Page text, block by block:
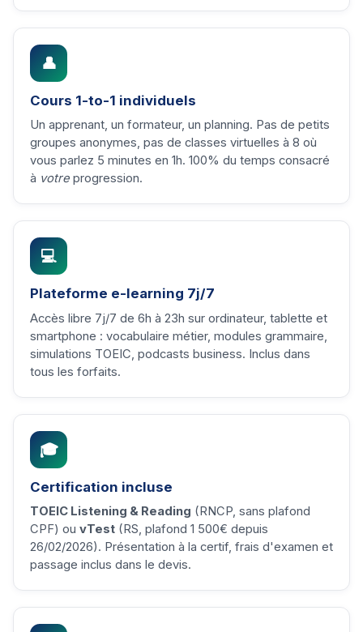
👤
Cours 1-to-1 individuels
Un apprenant, un formateur, un planning. Pas de petits
groupes anonymes, pas de classes virtuelles à 8 où
vous parlez 5 minutes en 1h. 100% du temps consacré
à votre progression.
💻
Plateforme e-learning 7j/7
Accès libre 7j/7 de 6h à 23h sur ordinateur, tablette et
smartphone : vocabulaire métier, modules grammaire,
simulations TOEIC, podcasts business. Inclus dans
tous les forfaits.
🎓
Certification incluse
TOEIC Listening & Reading (RNCP, sans plafond
CPF) ou vTest (RS, plafond 1 500€ depuis
26/02/2026). Présentation à la certif, frais d'examen et
passage inclus dans le devis.